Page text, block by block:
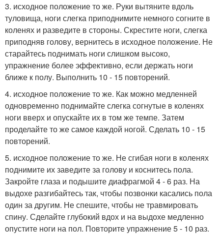
3. исходное положение то же. Руки вытяните вдоль
туловища, ноги слегка приподнимите немного согните в
коленях и разведите в стороны. Скрестите ноги, слегка
приподняв голову, вернитесь в исходное положение. Не
старайтесь поднимать ноги слишком высоко,
упражнение более эффективно, если держать ноги
ближе к полу. Выполнить 10 - 15 повторений.
4. исходное положение то же. Как можно медленней
одновременно поднимайте слегка согнутые в коленях
ноги вверх и опускайте их в том же темпе. Затем
проделайте то же самое каждой ногой. Сделать 10 - 15
повторений.
5. исходное положение то же. Не сгибая ноги в коленях
поднимите их заведите за голову и коснитесь пола.
Закройте глаза и подышите диафрагмой 4 - 6 раз. На
выдохе разгибайтесь так, чтобы позвонки касались пола
один за другим. Не спешите, чтобы не травмировать
спину. Сделайте глубокий вдох и на выдохе медленно
опустите ноги на пол. Повторите упражнение 5 - 10 раз.